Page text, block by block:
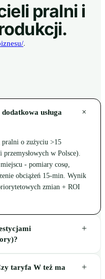
pralni i
.
usługa
+
pralni o zużyciu >15
w Polsce).
- pomiary cosφ,
obciążeń 15-min. Wynik
zmian + ROI
+
taryfa W też ma
+